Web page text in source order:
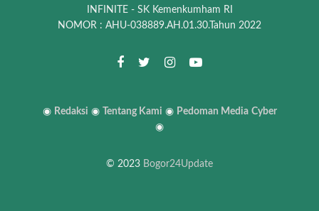
INFINITE - SK Kemenkumham RI
NOMOR : AHU-038889.AH.01.30.Tahun 2022
◉ Redaksi ◉ Tentang Kami ◉ Pedoman Media Cyber
◉
© 2023 Bogor24Update